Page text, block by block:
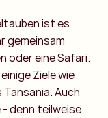
ist es
gemeinsam
oder eine Safari.
Ziele wie
Auch
denn teilweise